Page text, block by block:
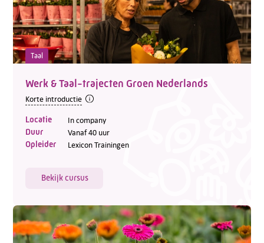
Taal
Werk & Taal-trajecten Groen Nederlands
Korte introductie
Locatie In company
Duur Vanaf 40 uur
Opleider Lexicon Trainingen
Bekijk cursus